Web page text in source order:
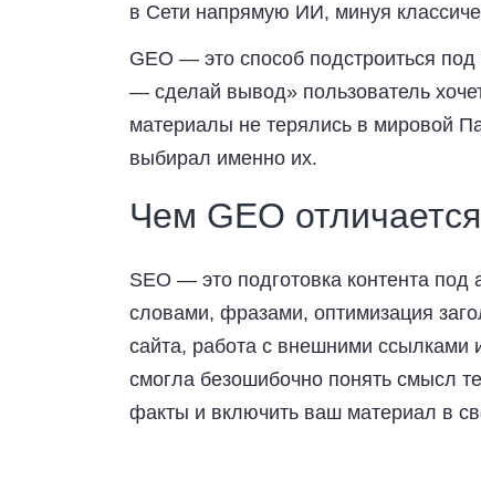
в Сети напрямую ИИ, минуя
GEO — это способ подстроиться
— сделай вывод» пользователь
материалы не терялись в мировой
выбирал именно их.
Чем GEO
SEO — это подготовка контента
словами, фразами, оптимизация
сайта, работа с внешними ссылками
смогла безошибочно понять смысл
факты и включить ваш материал в